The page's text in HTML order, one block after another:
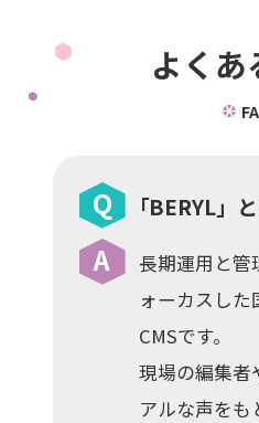
よくあ
「BERYL
長期運用と管
ォーカスした
CMSです。
現場の編集者
アルな声を